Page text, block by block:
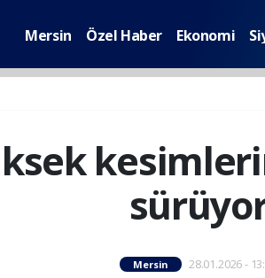
Mersin Özel Haber Ekonomi
Mersin 28.01.2026 -